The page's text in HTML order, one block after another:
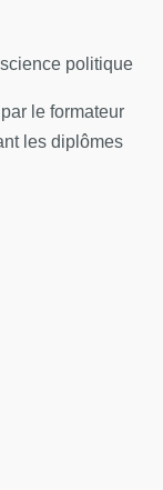
politique
le formateur
les diplômes